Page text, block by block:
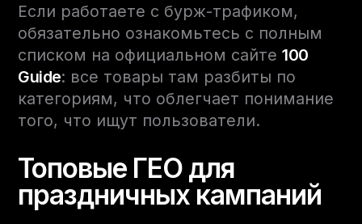
Если работаете с бурж-трафиком,
обязательно ознакомьтесь с полным
списком на официальном сайте100
Guide: все товары там разбиты по
категориям, что облегчает понимание
того, что ищут пользователи.
Топовые ГЕО для
праздничных кампаний